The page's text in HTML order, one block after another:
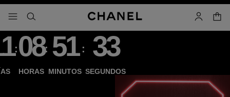
- navegación principal
buscar cuenta
carrito
Countdown
:08
HORAS
: 51
MINUTOS
: 33
SEGUNDOS